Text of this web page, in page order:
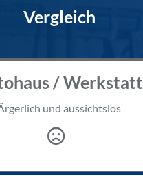
Vergleich
/ Werkstatt
und aussichtslos